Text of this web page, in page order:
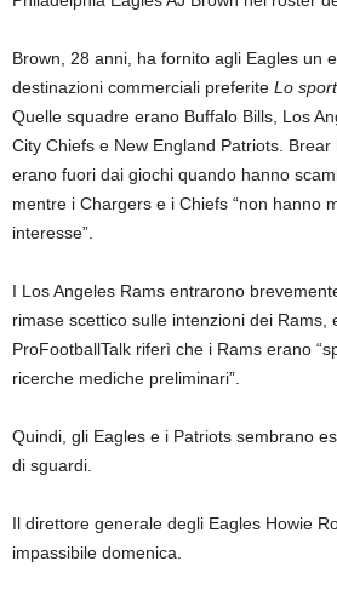
Brown, 28 anni, ha fornito agli Eagles un
destinazioni commerciali preferite Lo
Quelle squadre erano Buffalo Bills, Los
City Chiefs e New England Patriots.
erano fuori dai giochi quando hanno
mentre i Chargers e i Chiefs “non hanno
interesse”.
I Los Angeles Rams entrarono
rimase scettico sulle intenzioni dei Rams,
ProFootballTalk riferì che i Rams erano
ricerche mediche preliminari”.
Quindi, gli Eagles e i Patriots sembrano
di sguardi.
Il direttore generale degli Eagles Howie
impassibile domenica.